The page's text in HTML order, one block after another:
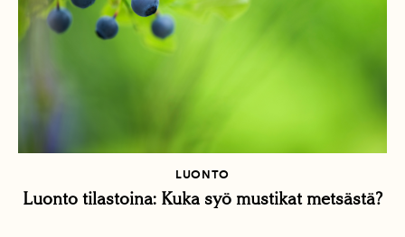
LUONTO
Luonto tilastoina: Kuka syö mustikat metsästä?